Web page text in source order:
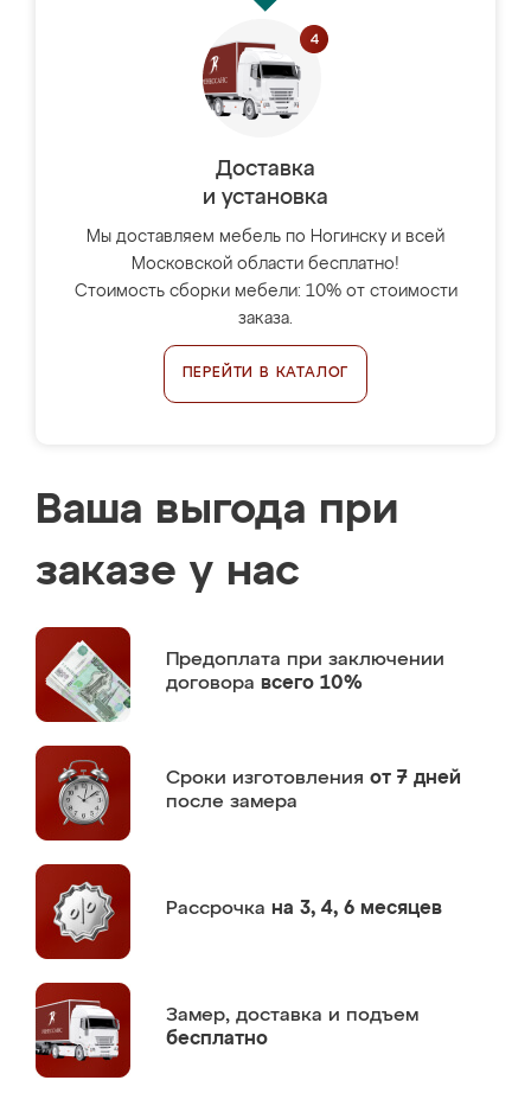
Доставка
и установка
Мы доставляем мебель по Ногинску и всей
Московской области бесплатно!
Стоимость сборки мебели: 10% от стоимости
заказа.
ПЕРЕЙТИ В КАТАЛОГ
Ваша выгода при
заказе у нас
Предоплата при заключении
договора всего 10%
Сроки изготовления от 7 дней
после замера
Рассрочка на 3, 4, 6 месяцев
Замер, доставка и подъем
бесплатно